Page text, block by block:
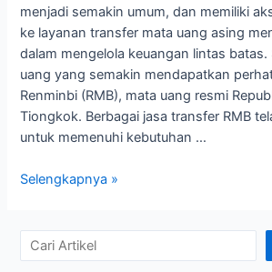
menjadi semakin umum, dan memiliki
ke layanan transfer mata uang asing
dalam mengelola keuangan lintas batas.
uang yang semakin mendapatkan
Renminbi (RMB), mata uang resmi
Tiongkok. Berbagai jasa transfer RMB
untuk memenuhi kebutuhan …
Jasa
Menyederhanakan
Transaksi
Selengkapnya »